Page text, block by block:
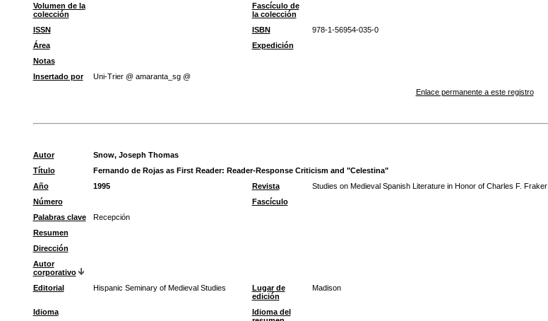
Volumen de la
colección
Fascículo de
la colección
ISSN ISBN 978-1-56954-035-0
Área
Expedición
Notas
Insertado por
Uni-Trier @ amaranta_sg @
Enlace permanente a este registro
Autor
Snow, Joseph Thomas
Título
Fernando de Rojas as First Reader: Reader-Response Criticism and "Celestina"
Año
1995 Revista Studies on Medieval Spanish Literature in Honor of Charles F. Fraker
Número
Fascículo
Palabras clave
Recepción
Resumen
Dirección
Autor
corporativo
Editorial Hispanic Seminary of Medieval Studies
Lugar de
edición
Madison
Idioma
Idioma del